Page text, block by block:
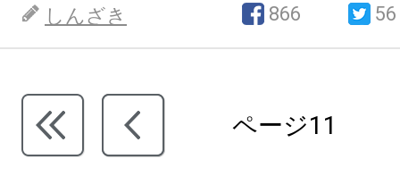
しんざき 866 56
ページ11